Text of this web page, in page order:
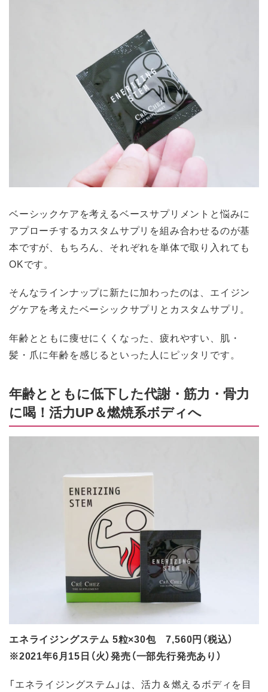
ベーシックケアを考えるベースサプリメントと悩みに
アプローチするカスタムサプリを組み合わせるのが基
本ですが、もちろん、それぞれを単体で取り入れても
OKです。
そんなラインナップに新たに加わったのは、エイジン
グケアを考えたベーシックサプリとカスタムサプリ。
年齢とともに痩せにくくなった、疲れやすい、肌・
髪・爪に年齢を感じるといった人にピッタリです。
年齢とともに低下した代謝・筋力・骨力
に喝！活力UP＆燃焼系ボディへ
エネライジングステム 5粒×30包 7,560円（税込）
※2021年6月15日（火）発売（一部先行発売あり）
「エネライジングステム」は、活力＆燃えるボディを目